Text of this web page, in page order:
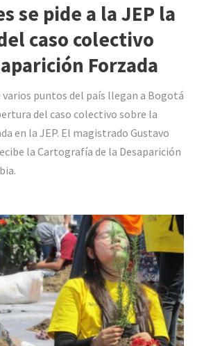
se pide a la JEP la
caso colectivo
Forzada
varios puntos del país llegan a Bogotá
del caso colectivo sobre la
en la JEP. El magistrado Gustavo
la Cartografía de la Desaparición